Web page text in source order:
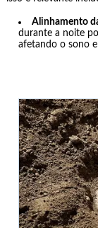
Alinhamento
durante a noite
afetando o sono